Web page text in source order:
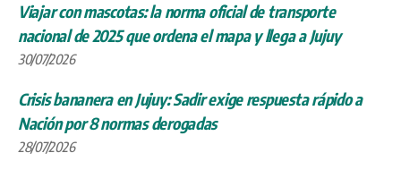
Viajar con mascotas: la norma oficial de transporte
nacional de 2025 que ordena el mapa y llega a Jujuy
30/07/2026
Crisis bananera en Jujuy: Sadir exige respuesta rápido a
Nación por 8 normas derogadas
28/07/2026